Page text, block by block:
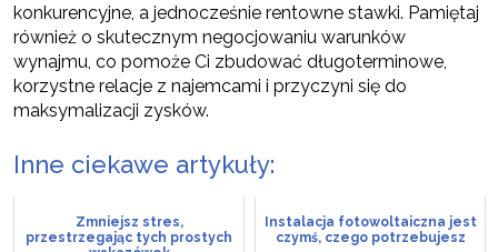
konkurencyjne, a jednocześnie rentowne stawki. Pamiętaj
również o skutecznym negocjowaniu warunków
wynajmu, co pomoże Ci zbudować długoterminowe,
korzystne relacje z najemcami i przyczyni się do
maksymalizacji zysków.
Inne ciekawe artykuły:
Zmniejsz stres,
przestrzegając tych prostych
Instalacja fotowoltaiczna jest
czymś, czego potrzebujesz